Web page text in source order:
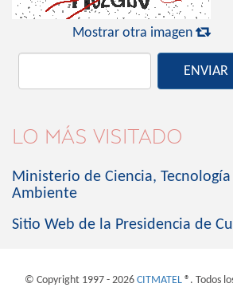
Mostrar otra imagen 
ENVIAR
LO MÁS VISITADO
Ministerio de Ciencia,
Ambiente
Sitio Web de la Presidencia de
© Copyright 1997 - 2026 CITMATEL®. Todos